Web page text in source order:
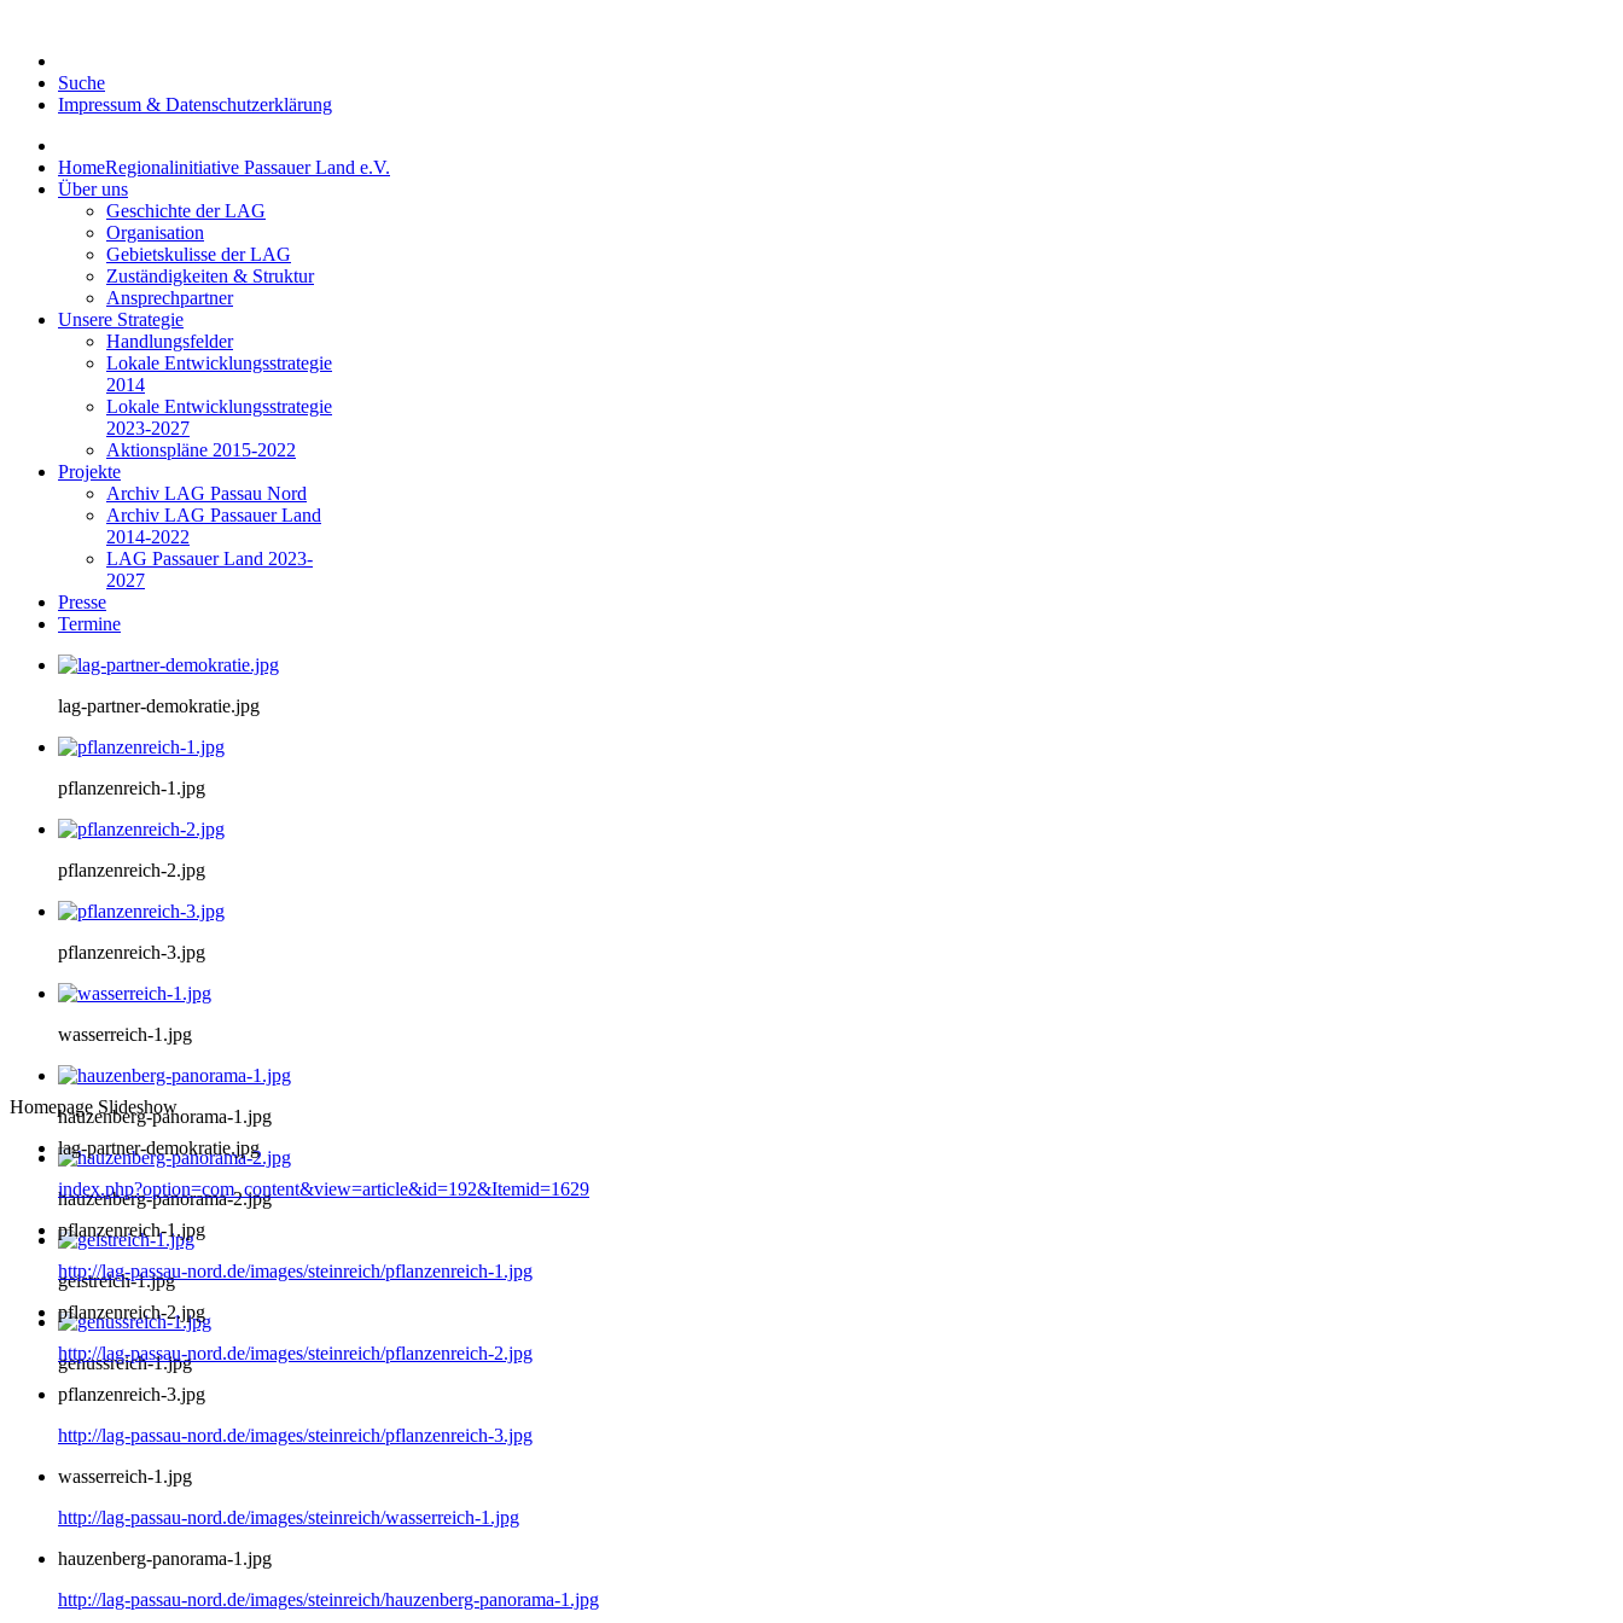
Suche
Impressum & Datenschutzerklärung
HomeRegionalinitiative Passauer Land e.V.
Über uns
Geschichte der LAG
Organisation
Gebietskulisse der LAG
Zuständigkeiten & Struktur
Ansprechpartner
Unsere Strategie
Handlungsfelder
Lokale Entwicklungsstrategie
2014
Lokale Entwicklungsstrategie
2023-2027
Aktionspläne 2015-2022
Projekte
Archiv LAG Passau Nord
Archiv LAG Passauer Land
2014-2022
LAG Passauer Land 2023-
2027
Presse
Termine
lag-partner-demokratie.jpg
pflanzenreich-1.jpg
pflanzenreich-2.jpg
pflanzenreich-3.jpg
wasserreich-1.jpg
hauzenberg-panorama-1.jpg
hauzenberg-panorama-2.jpg
geistreich-1.jpg
genussreich-1.jpg
Homepage Slideshow
lag-partner-demokratie.jpg
index.php?option=com_content&view=article&id=192&Itemid=1629
pflanzenreich-1.jpg
http://lag-passau-nord.de/images/steinreich/pflanzenreich-1.jpg
pflanzenreich-2.jpg
http://lag-passau-nord.de/images/steinreich/pflanzenreich-2.jpg
pflanzenreich-3.jpg
http://lag-passau-nord.de/images/steinreich/pflanzenreich-3.jpg
wasserreich-1.jpg
http://lag-passau-nord.de/images/steinreich/wasserreich-1.jpg
hauzenberg-panorama-1.jpg
http://lag-passau-nord.de/images/steinreich/hauzenberg-panorama-1.jpg